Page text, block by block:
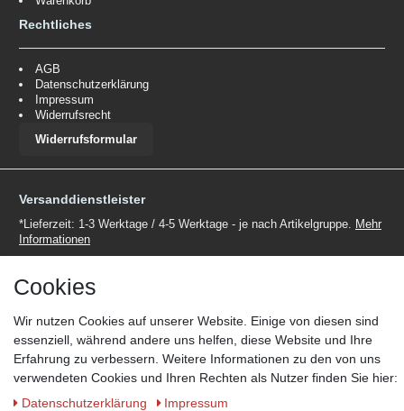
Rechtliches
AGB
Datenschutzerklärung
Impressum
Widerrufsrecht
Widerrufsformular
Versanddienstleister
*Lieferzeit: 1-3 Werktage / 4-5 Werktage - je nach Artikelgruppe. Mehr
Informationen
Zahlungsmöglichkeiten
Wir behalten uns das Recht vor im Einzelfall bestimmte
Cookies
Wir nutzen Cookies auf unserer Website. Einige von diesen sind
essenziell, während andere uns helfen, diese Website und Ihre
Erfahrung zu verbessern. Weitere Informationen zu den von uns
verwendeten Cookies und Ihren Rechten als Nutzer finden Sie hier:
Daten­schutz­erklärung
Impressum